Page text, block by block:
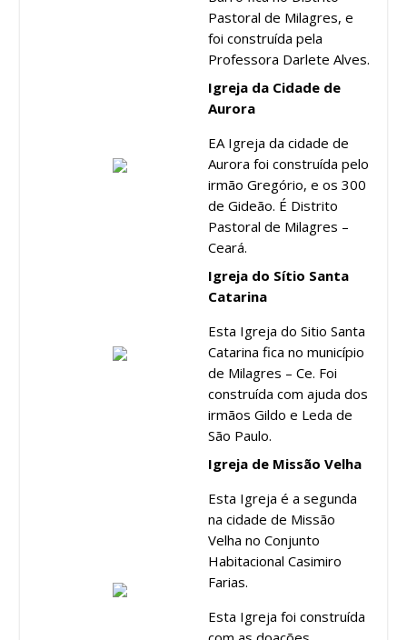
Pastoral de Milagres, e
foi construída pela
Professora Darlete Alves.
Igreja da Cidade de
Aurora
EA Igreja da cidade de
Aurora foi construída pelo
irmão Gregório, e os 300
de Gideão. É Distrito
Pastoral de Milagres –
Ceará.
Igreja do Sítio Santa
Catarina
Esta Igreja do Sitio Santa
Catarina fica no município
de Milagres – Ce. Foi
construída com ajuda dos
irmãos Gildo e Leda de
São Paulo.
Igreja de Missão Velha
Esta Igreja é a segunda
na cidade de Missão
Velha no Conjunto
Habitacional Casimiro
Farias.
Esta Igreja foi construída